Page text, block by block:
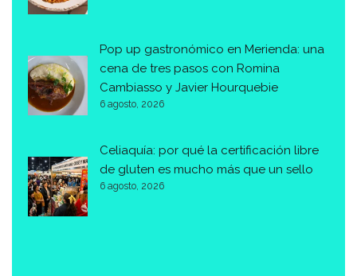
Pop up gastronómico en Merienda: una
cena de tres pasos con Romina
Cambiasso y Javier Hourquebie
6 agosto, 2026
Celiaquía: por qué la certificación libre
de gluten es mucho más que un sello
6 agosto, 2026